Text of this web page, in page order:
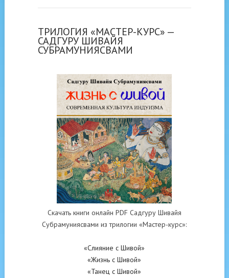
ТРИЛОГИЯ «МАСТЕР-КУРС» —
САДГУРУ ШИВАЙЯ
СУБРАМУНИЯСВАМИ
Скачать книги онлайн PDF Садгуру Шивайя
Субрамуниясвами из трилогии «Мастер-курс»:
«Слияние с Шивой»
«Жизнь с Шивой»
«Танец с Шивой»